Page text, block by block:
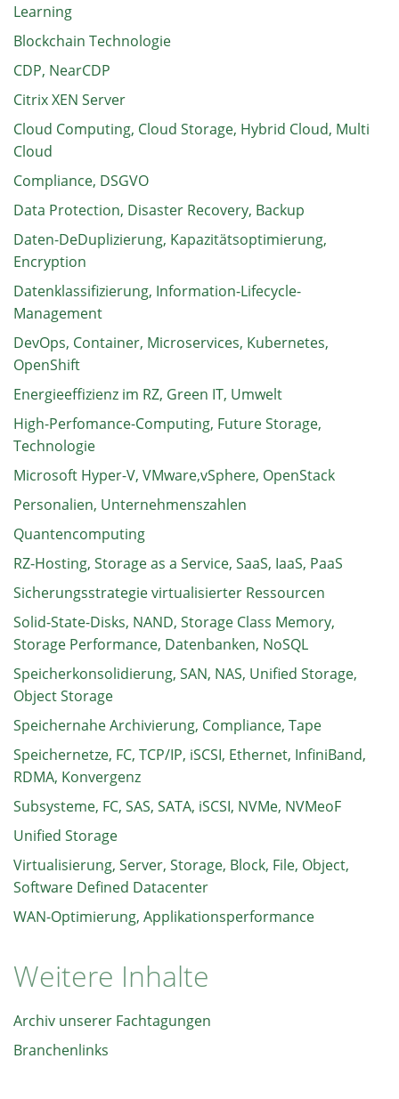
Learning
Blockchain Technologie
CDP, NearCDP
Citrix XEN Server
Cloud Computing, Cloud Storage, Hybrid Cloud, Multi
Cloud
Compliance, DSGVO
Data Protection, Disaster Recovery, Backup
Daten-DeDuplizierung, Kapazitätsoptimierung,
Encryption
Datenklassifizierung, Information-Lifecycle-
Management
DevOps, Container, Microservices, Kubernetes,
OpenShift
Energieeffizienz im RZ, Green IT, Umwelt
High-Perfomance-Computing, Future Storage,
Technologie
Microsoft Hyper-V, VMware,vSphere, OpenStack
Personalien, Unternehmenszahlen
Quantencomputing
RZ-Hosting, Storage as a Service, SaaS, IaaS, PaaS
Sicherungsstrategie virtualisierter Ressourcen
Solid-State-Disks, NAND, Storage Class Memory,
Storage Performance, Datenbanken, NoSQL
Speicherkonsolidierung, SAN, NAS, Unified Storage,
Object Storage
Speichernahe Archivierung, Compliance, Tape
Speichernetze, FC, TCP/IP, iSCSI, Ethernet, InfiniBand,
RDMA, Konvergenz
Subsysteme, FC, SAS, SATA, iSCSI, NVMe, NVMeoF
Unified Storage
Virtualisierung, Server, Storage, Block, File, Object,
Software Defined Datacenter
WAN-Optimierung, Applikationsperformance
Weitere Inhalte
Archiv unserer Fachtagungen
Branchenlinks